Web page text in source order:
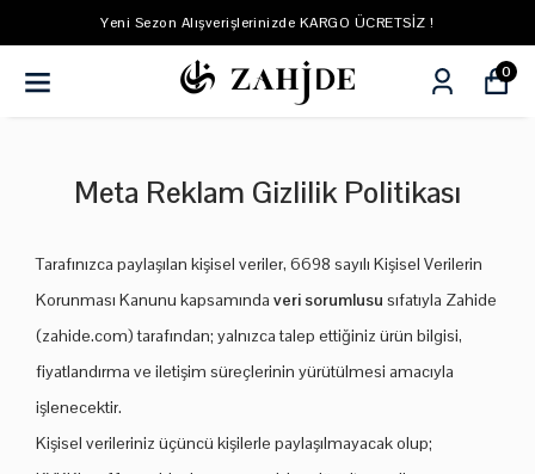
Yeni Sezon Alışverişlerinizde KARGO ÜCRETSİZ !
0
Meta Reklam Gizlilik Politikası
Tarafınızca paylaşılan kişisel veriler, 6698 sayılı Kişisel Verilerin
Korunması Kanunu kapsamında veri sorumlusu sıfatıyla Zahide
(zahide.com) tarafından; yalnızca talep ettiğiniz ürün bilgisi,
fiyatlandırma ve iletişim süreçlerinin yürütülmesi amacıyla
işlenecektir.
Kişisel verileriniz üçüncü kişilerle paylaşılmayacak olup;